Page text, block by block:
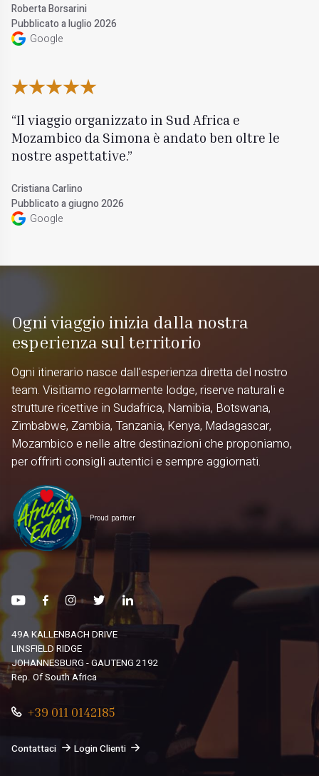
Roberta Borsarini
Pubblicato a luglio 2026
Google
Il viaggio organizzato in Sud Africa e
Mozambico da Simona è andato ben oltre le
nostre aspettative.
Cristiana Carlino
Pubblicato a giugno 2026
Google
Ogni viaggio inizia dalla nostra
esperienza sul territorio
Ogni itinerario nasce dall'esperienza diretta del nostro
team. Visitiamo regolarmente lodge, riserve naturali e
strutture ricettive in Sudafrica, Namibia, Botswana,
Zimbabwe, Zambia, Tanzania, Kenya, Madagascar,
Mozambico e nelle altre destinazioni che proponiamo,
per offrirti consigli autentici e sempre aggiornati.
Proud partner
49A KALLENBACH DRIVE
LINSFIELD RIDGE
JOHANNESBURG - GAUTENG 2192
Rep. Of South Africa
+39 011 0142185
Contattaci Login Clienti